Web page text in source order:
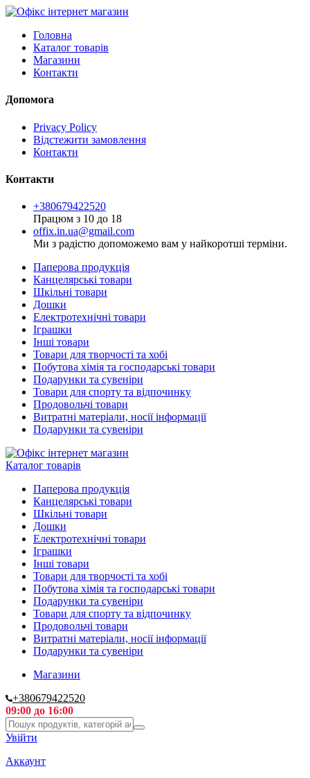
Головна
Каталог товарів
Магазини
Контакти
Допомога
Privacy Policy
Відстежити замовлення
Контакти
Контакти
+380679422520
Працюм з 10 до 18
offix.in.ua@gmail.com
Ми з радістю допоможемо вам у найкоротші терміни.
Паперова продукція
Канцелярські товари
Шкільні товари
Дошки
Електротехнічні товари
Іграшки
Інші товари
Товари для творчості та хобі
Побутова хімія та господарські товари
Подарунки та сувеніри
Товари для спорту та відпочинку
Продовольчі товари
Витратні матеріали, носії інформації
Подарунки та сувеніри
Каталог товарів
Паперова продукція
Канцелярські товари
Шкільні товари
Дошки
Електротехнічні товари
Іграшки
Інші товари
Товари для творчості та хобі
Побутова хімія та господарські товари
Подарунки та сувеніри
Товари для спорту та відпочинку
Продовольчі товари
Витратні матеріали, носії інформації
Подарунки та сувеніри
Магазини
+380679422520
09:00 до 16:00
Увійти
Аккаунт